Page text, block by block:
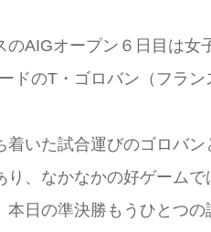
AIGオープン６日目は
ドのT・ゴロバン（フラ
いた試合運びのゴロバ
、なかなかの好ゲーム
日の準決勝もうひとつ